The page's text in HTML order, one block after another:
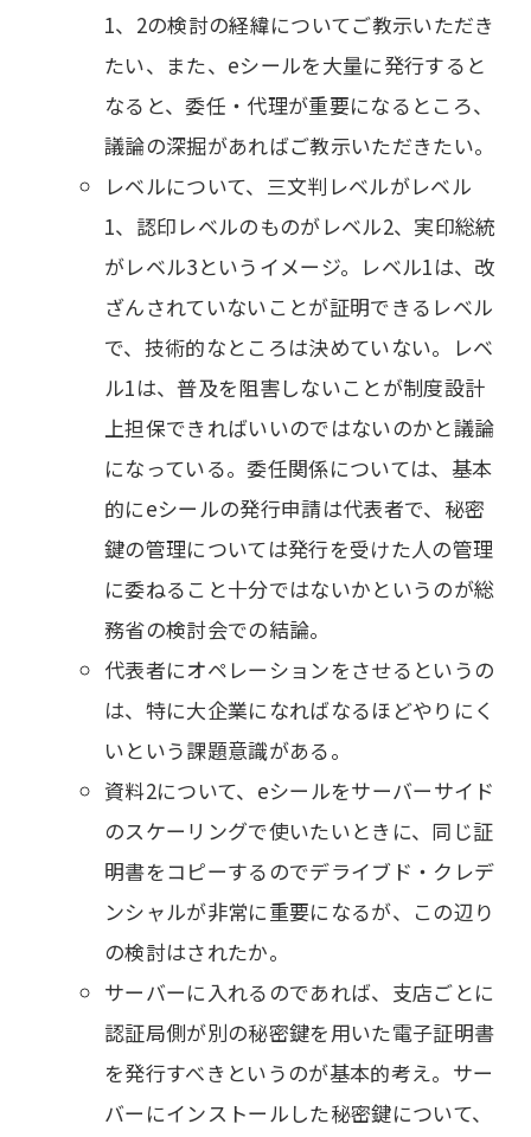
1、2の検討の経緯についてご教示いただき
たい、また、eシールを大量に発行すると
なると、委任・代理が重要になるところ、
議論の深掘があればご教示いただきたい。
レベルについて、三文判レベルがレベル
1、認印レベルのものがレベル2、実印総統
がレベル3というイメージ。レベル1は、改
ざんされていないことが証明できるレベル
で、技術的なところは決めていない。レベ
ル1は、普及を阻害しないことが制度設計
上担保できればいいのではないのかと議論
になっている。委任関係については、基本
的にeシールの発行申請は代表者で、秘密
鍵の管理については発行を受けた人の管理
に委ねること十分ではないかというのが総
務省の検討会での結論。
代表者にオペレーションをさせるというの
は、特に大企業になればなるほどやりにく
いという課題意識がある。
資料2について、eシールをサーバーサイド
のスケーリングで使いたいときに、同じ証
明書をコピーするのでデライブド・クレデ
ンシャルが非常に重要になるが、この辺り
の検討はされたか。
サーバーに入れるのであれば、支店ごとに
認証局側が別の秘密鍵を用いた電子証明書
を発行すべきというのが基本的考え。サー
バーにインストールした秘密鍵について、